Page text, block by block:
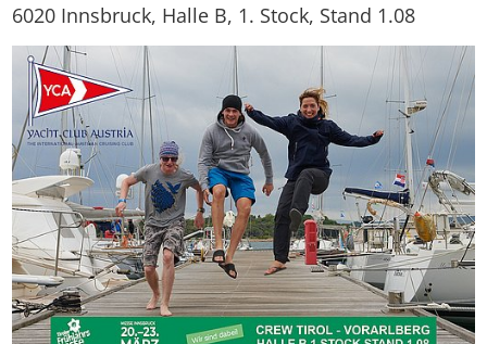
6020 Innsbruck, Halle B, 1. Stock, Stand 1.08